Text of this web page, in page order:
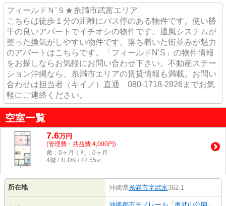
フィールドＮ’Ｓ★糸満市武富エリア
こちらは徒歩１分の距離にバス停のある物件です。使い勝
手の良いアパートでイチオシの物件です。通風システムが
整った換気がしやすい物件です。落ち着いた街並みが魅力
のアパートはこちらです。「フィールドN’S」の物件情報
をお探しならお気軽にお問い合わせ下さい。不動産ステー
ション沖縄なら、糸満市エリアの賃貸情報も満載。お問い
合わせは担当者（キイノ）直通 080-1718-2826までお気
軽にご連絡ください。
空室一覧
7.6万円
(管理費・共益費 4,000円)
敷：0ヶ月｜礼：0ヶ月
4階 / 1LDK / 42.55㎡
所在地 沖縄県糸満市字武富362-1